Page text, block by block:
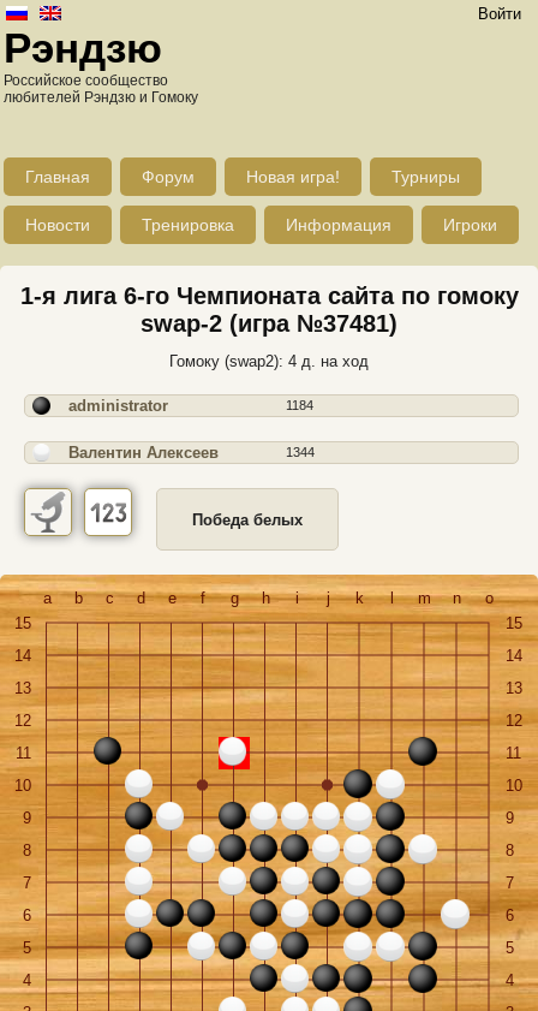
Войти
Рэндзю
Российское сообщество
любителей Рэндзю и Гомоку
Главная Форум Новая игра! Турниры
Новости Тренировка Информация Игроки
1-я лига 6-го Чемпионата сайта по гомоку
swap-2 (игра №37481)
Гомоку (swap2): 4 д. на ход
administrator 1184
Валентин Алексеев 1344
Победа белых
a b c d e f g h i j k l m n
o
15
15
14
14
13
13
12
12
11
11
10
10
9
9
8
8
7
7
6
6
5
5
4
4